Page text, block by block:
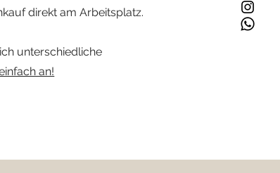
direkt am Arbeitsplatz.
unterschiedliche
an!